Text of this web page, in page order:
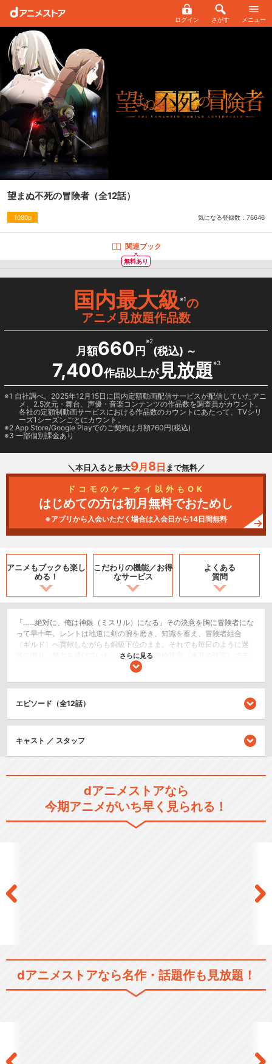
ログイン さがす メニュー
望まぬ不死の冒険者 （全12話）
1080p 気になる登録数： 76646
無料あり
関連ブック
国内最大級※1の
アニメ見放題作品数
月額660 円
※2
(税込) ～
7,400作品以上が見放題※3
1 自社調べ。2025年12月15日に国内定額動画配信サービスが配信していたアニ
メ、2.5次元・舞台、声優・音楽コンテンツの作品数を調査員がカウント。
各社の定額制動画サービスにおける作品数のカウントにあたって、TVシリ
ーズ1シーズンごとにカウント。
2 App Store/Google Playでのご契約は月額760円(税込)
3 一部個別課金あり
＼本日入ると最大9月 8日 まで無料／
ドコモのケータイ以外もOK
はじめての方は初月無料でおためし
※アプリから入会いただく場合は入会日から14日間無料
アニメもブックも楽し
める！
こだわりの機能／お得
なサービス
よくある
質問
「……絶対に、俺は神銀（ミスリル）になる」その決意を胸に冒険者にな
って早十年。レントは地道に剣の腕を磨き、知識を蓄え、冒険者組合
（ギルド）へ貢献しながらも銅級下位のまま。それでも毎日のように迷
宮に潜り、努力を続けていた。そんな中、低位迷宮《水月の迷宮》で未
踏破区域を発見するが、そこで遭遇した《龍》に喰われてしまう。命運
魔物・スケルトンとして。それでも絶望に陥ることなく己にできること
を模索するレント。手始めに魔物の特性である《存在進化》を利用して
上位の魔物を目指し、人間に戻る道を探すことに。不死者（アンデッ
ド）となったレントは、再び神銀級冒険者を目指す。
SF/ファンタジー
アクション/バトル
さらに見る
エピソード（全12話）
キャスト ／ スタッフ
dアニメストアなら
今期アニメがいち早く見られる！
dアニメストアなら名作・話題作も見放題！